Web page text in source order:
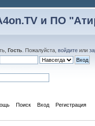
и ПО
Гость . Пожалуйста,войдите или
Поиск Вход Регистрация